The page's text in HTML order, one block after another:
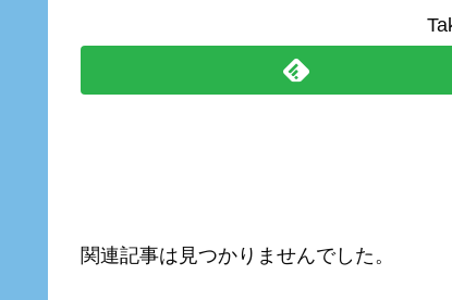
関連記事は見つかりませんでした。